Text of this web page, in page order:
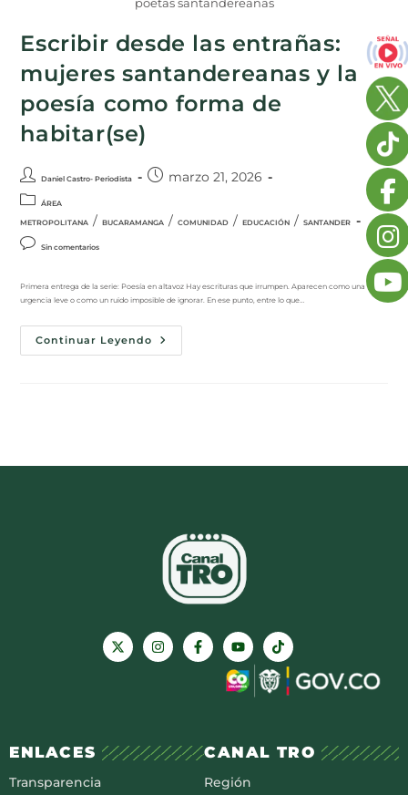
Escribir desde las entrañas:
mujeres santandereanas y la
poesía como forma de
habitar(se)
Daniel Castro- Periodista marzo 21, 2026
ÁREA
METROPOLITANA / BUCARAMANGA / COMUNIDAD / EDUCACIÓN / SANTANDER
Sin comentarios
Primera entrega de la serie: Poesía en altavoz Hay escrituras que irrumpen. Aparecen como una
urgencia leve o como un ruido imposible de ignorar. En ese punto, entre lo que…
Continuar Leyendo
ENLACES
Transparencia
CANAL TRO
Región